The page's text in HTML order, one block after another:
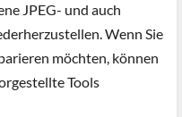
JPEG- und auch
Wenn Sie
möchten, können
Tools